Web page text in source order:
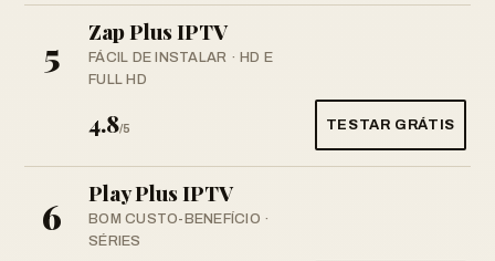
5
Zap Plus IPTV
FÁCIL DE INSTALAR · HD E
FULL HD
4.8/5 TESTAR GRÁTIS
6
Play Plus IPTV
BOM CUSTO-BENEFÍCIO ·
SÉRIES